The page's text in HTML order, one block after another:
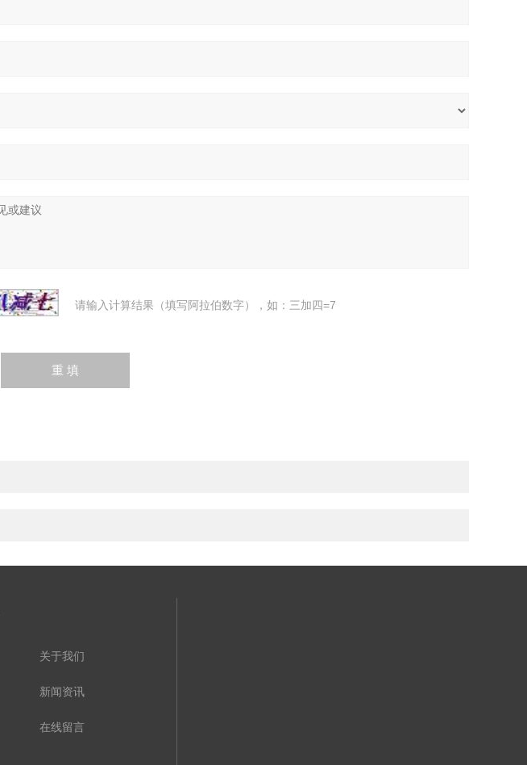
请输入计算结果（填写阿拉伯数字），如：三加四=7
关于我们
新闻资讯
在线留言